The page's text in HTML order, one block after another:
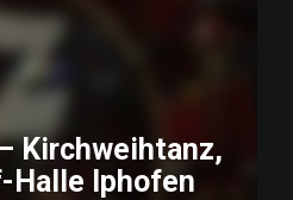
Kirchweihtanz,
Halle Iphofen